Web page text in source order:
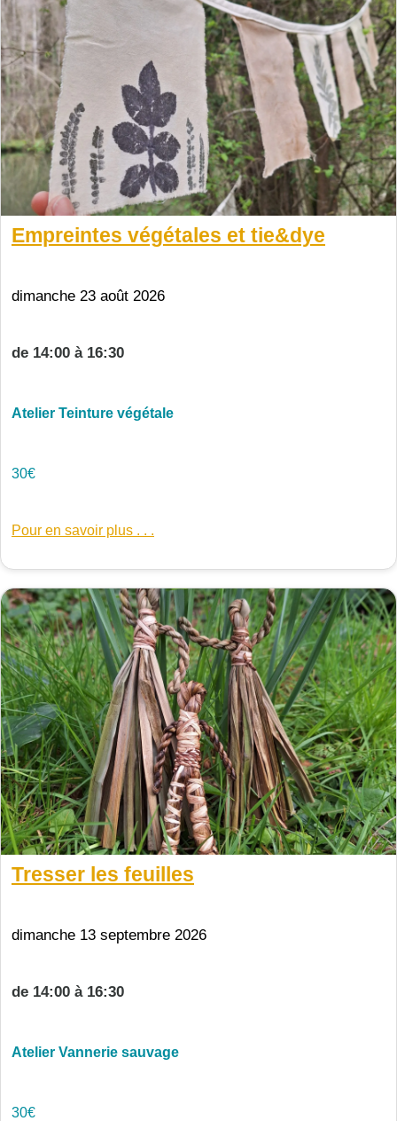
dimanche 23 août 2026
Empreintes végétales et tie&dye
Atelier Teinture végétale
de 14:00 à 16:30
30€
Pour en savoir plus . . .
dimanche 13 septembre 2026
Tresser les feuilles
Atelier Vannerie sauvage
de 14:00 à 16:30
30€